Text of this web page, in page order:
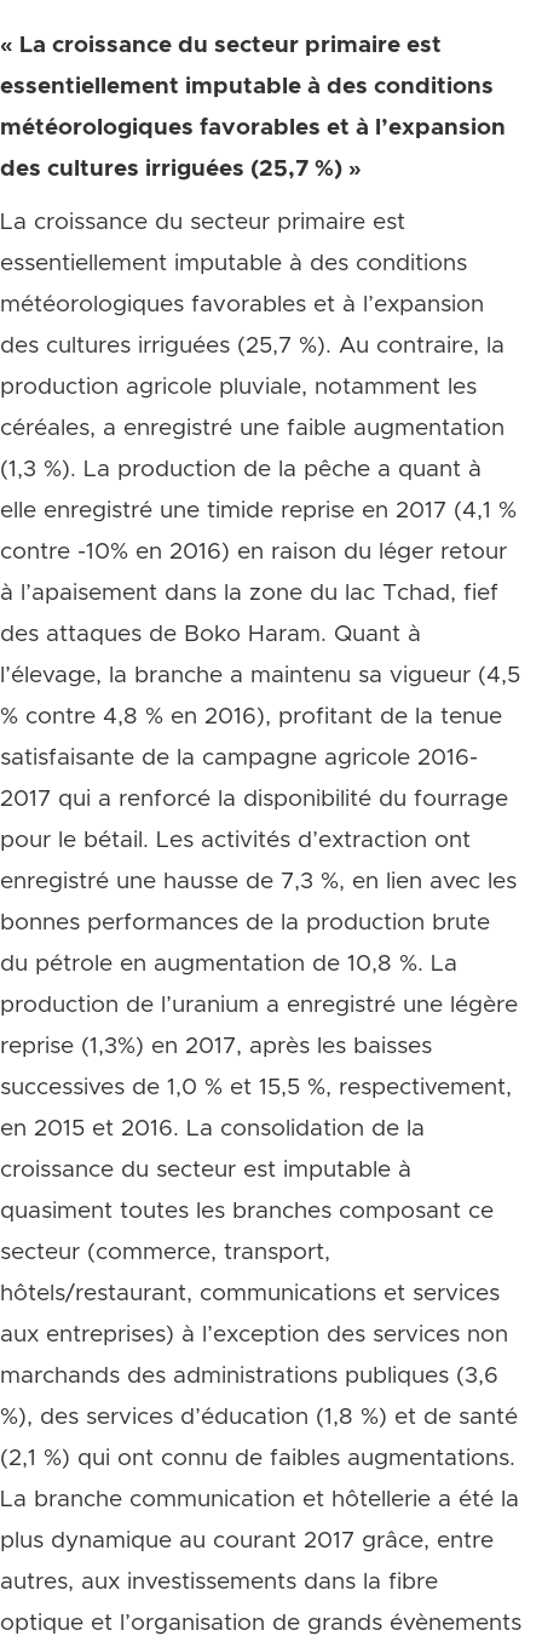
« La croissance du secteur primaire est
essentiellement imputable à des conditions
météorologiques favorables et à l’expansion
des cultures irriguées (25,7 %) »
La croissance du secteur primaire est
essentiellement imputable à des conditions
météorologiques favorables et à l’expansion
des cultures irriguées (25,7 %). Au contraire, la
production agricole pluviale, notamment les
céréales, a enregistré une faible augmentation
(1,3 %). La production de la pêche a quant à
elle enregistré une timide reprise en 2017 (4,1 %
contre -10% en 2016) en raison du léger retour
à l’apaisement dans la zone du lac Tchad, fief
des attaques de Boko Haram. Quant à
l’élevage, la branche a maintenu sa vigueur (4,5
% contre 4,8 % en 2016), profitant de la tenue
satisfaisante de la campagne agricole 2016-
2017 qui a renforcé la disponibilité du fourrage
pour le bétail. Les activités d’extraction ont
enregistré une hausse de 7,3 %, en lien avec les
bonnes performances de la production brute
du pétrole en augmentation de 10,8 %. La
production de l’uranium a enregistré une légère
reprise (1,3%) en 2017, après les baisses
successives de 1,0 % et 15,5 %, respectivement,
en 2015 et 2016. La consolidation de la
croissance du secteur est imputable à
quasiment toutes les branches composant ce
secteur (commerce, transport,
hôtels/restaurant, communications et services
aux entreprises) à l’exception des services non
marchands des administrations publiques (3,6
%), des services d’éducation (1,8 %) et de santé
(2,1 %) qui ont connu de faibles augmentations.
La branche communication et hôtellerie a été la
plus dynamique au courant 2017 grâce, entre
autres, aux investissements dans la fibre
optique et l’organisation de grands évènements